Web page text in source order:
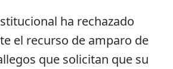
ha rechazado
el recurso de amparo de
que solicitan que su